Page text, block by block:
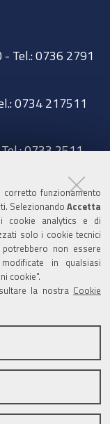
funzionamento
Selezionando Accetta
cookie analytics e di
solo i cookie tecnici
non essere
in qualsiasi
cookie".
la nostra Cookie
Tel.: 0736 2791
0734 217511
0733 2511
- Tel.: 0721
Analytics Italia)